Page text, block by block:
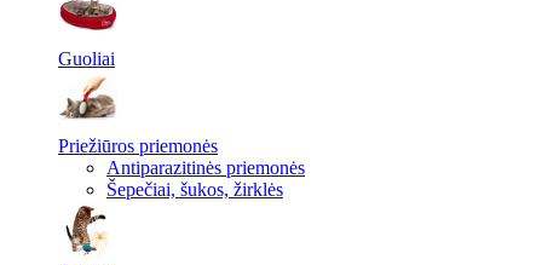
Guoliai
Priežiūros priemonės
Antiparazitinės priemonės
Šepečiai, šukos, žirklės